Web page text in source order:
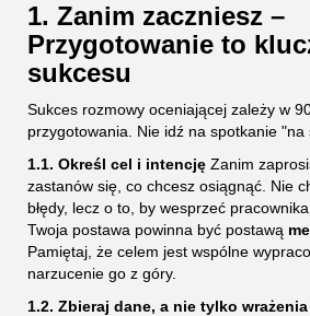
1. Zanim zaczniesz –
Przygotowanie to
sukcesu
Sukces rozmowy oceniającej zależy w
przygotowania. Nie idź na spotkanie "na
1.1. Określ cel i intencję Zanim
zastanów się, co chcesz osiągnąć. Nie
błędy, lecz o to, by wesprzeć
Twoja postawa powinna być postawą
Pamiętaj, że celem jest wspólne
narzucenie go z góry.
1.2. Zbieraj dane, a nie tylko wrażenia